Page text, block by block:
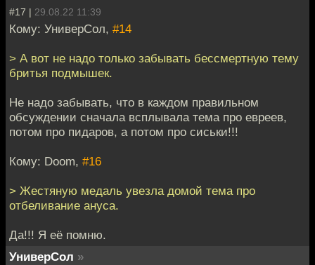
#17 | 29.08.22 11:39
Кому: УниверСол, #14
> А вот не надо только забывать бессмертную тему
бритья подмышек.
Не надо забывать, что в каждом правильном
обсуждении сначала всплывала тема про евреев,
потом про пидаров, а потом про сиськи!!!
Кому: Doom, #16
> Жестяную медаль увезла домой тема про
отбеливание ануса.
Да!!! Я её помню.
УниверСол »